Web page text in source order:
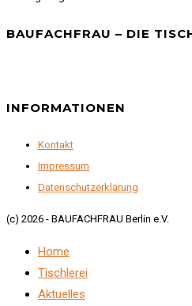
BAUFACHFRAU – DIE
INFORMATIONEN
Kontakt
Impressum
Datenschutzerklärung
(c) 2026 - BAUFACHFRAU Berlin e.V.
Home
Tischlerei
Aktuelles